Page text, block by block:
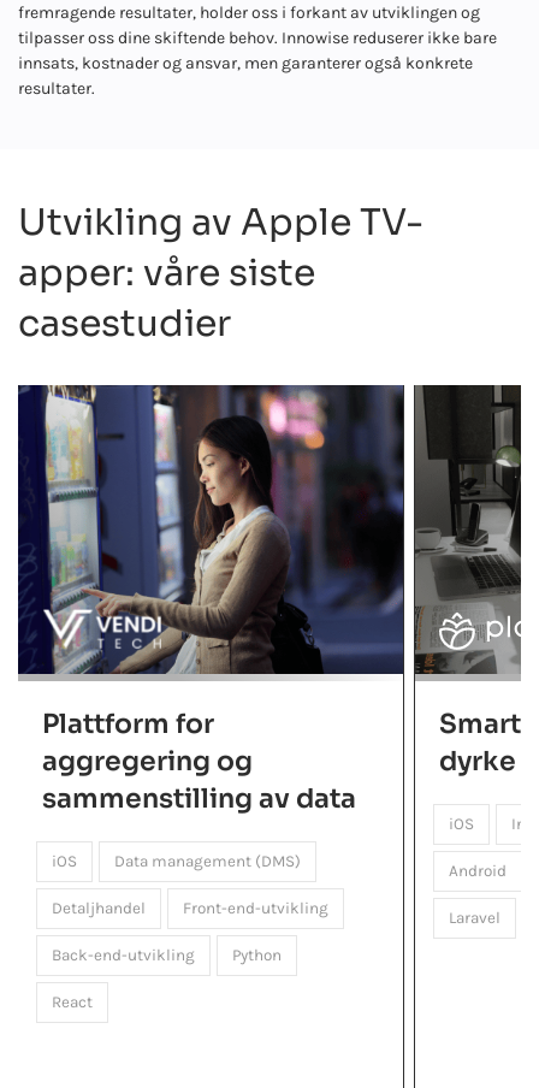
fremragende resultater, holder oss i forkant av utviklingen og
tilpasser oss dine skiftende behov. Innowise reduserer ikke bare
innsats, kostnader og ansvar, men garanterer også konkrete
resultater.
Utvikling av Apple TV-
apper: våre siste
casestudier
Plattform for
aggregering og
sammenstilling av data
iOS Data management (DMS)
Detaljhandel Front-end-utvikling
Back-end-utvikling Python
React
Smart
dyrke
iOS
Android
Laravel